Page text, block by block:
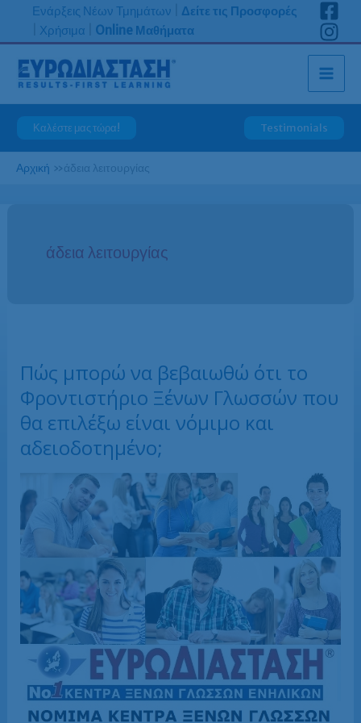
Μετάβαση
περιεχόμενο
Ενάρξεις Νέων Τμημάτων
Δείτε τις Προσφορές
Χρήσιμα Online Μαθήματα
Καλέστε μας τώρα! Testimonials
Αρχική »άδεια λειτουργίας
άδεια λειτουργίας
Πώς μπορώ να βεβαιωθώ ότι το
Φροντιστήριο Ξένων Γλωσσών που
θα επιλέξω είναι νόμιμο και
αδειοδοτημένο;